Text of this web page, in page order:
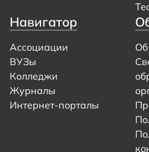
Навигатор
Ассоциации
ВУЗы
Колледжи
Журналы
Интернет-порталы